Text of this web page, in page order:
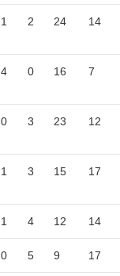
1 2 24 14
4 0 16 7
0 3 23 12
1 3 15 17
1 4 12 14
0 5 9 17